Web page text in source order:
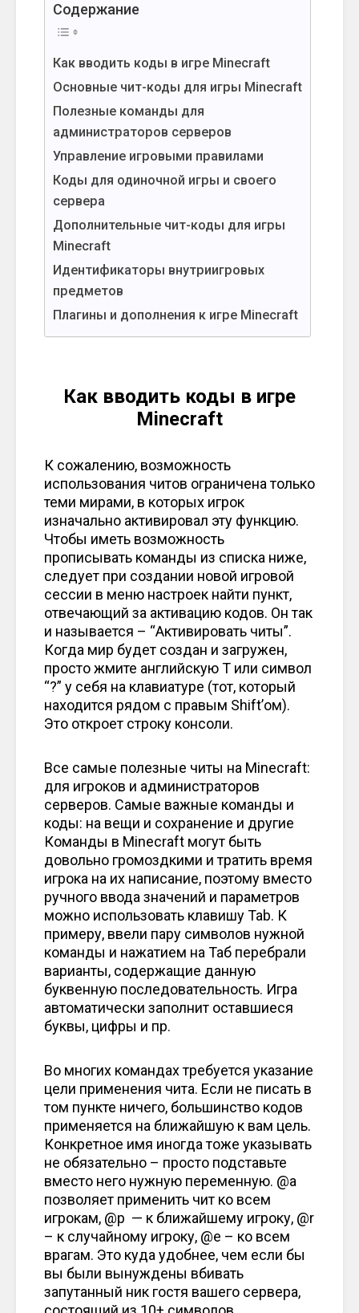
Содержание
Как вводить коды в игре Minecraft
Основные чит-коды для игры Minecraft
Полезные команды для
администраторов серверов
Управление игровыми правилами
Коды для одиночной игры и своего
сервера
Дополнительные чит-коды для игры
Minecraft
Идентификаторы внутриигровых
предметов
Плагины и дополнения к игре Minecraft
Как вводить коды в игре
Minecraft
К сожалению, возможность
использования читов ограничена только
теми мирами, в которых игрок
изначально активировал эту функцию.
Чтобы иметь возможность
прописывать команды из списка ниже,
следует при создании новой игровой
сессии в меню настроек найти пункт,
отвечающий за активацию кодов. Он так
и называется – “Активировать читы”.
Когда мир будет создан и загружен,
просто жмите английскую T или символ
“?” у себя на клавиатуре (тот, который
находится рядом с правым Shift’ом).
Это откроет строку консоли.
Все самые полезные читы на Minecraft:
для игроков и администраторов
серверов. Самые важные команды и
коды: на вещи и сохранение и другие
Команды в Minecraft могут быть
довольно громоздкими и тратить время
игрока на их написание, поэтому вместо
ручного ввода значений и параметров
можно использовать клавишу Tab. К
примеру, ввели пару символов нужной
команды и нажатием на Таб перебрали
варианты, содержащие данную
буквенную последовательность. Игра
автоматически заполнит оставшиеся
буквы, цифры и пр.
Во многих командах требуется указание
цели применения чита. Если не писать в
том пункте ничего, большинство кодов
применяется на ближайшую к вам цель.
Конкретное имя иногда тоже указывать
не обязательно – просто подставьте
вместо него нужную переменную. @a
позволяет применить чит ко всем
игрокам, @p — к ближайшему игроку, @r
– к случайному игроку, @e – ко всем
врагам. Это куда удобнее, чем если бы
вы были вынуждены вбивать
запутанный ник гостя вашего сервера,